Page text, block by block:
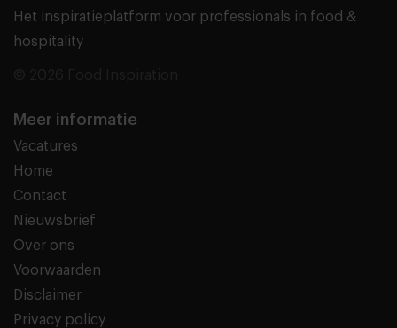
Het inspiratieplatform voor professionals in food &
hospitality
Meer informatie
Vacatures
Home
Contact
Nieuwsbrief
Over ons
Voorwaarden
Disclaimer
Privacy policy